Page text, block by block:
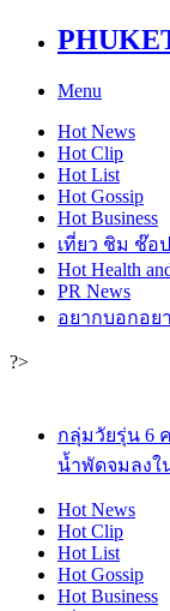
Menu
Hot News
Hot Clip
Hot List
Hot Gossip
Hot Business
เที่ยว ชิม ช๊อป
Hot Health
PR News
อยากบอกอย
?>
กลุ่มวัยรุ่น 6
น้ำพัดจมลงใ
Hot News
Hot Clip
Hot List
Hot Gossip
Hot Business